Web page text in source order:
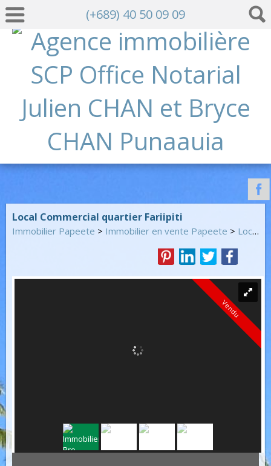
(+689) 40 50 09 09
Local Commercial quartier Fariipiti
Immobilier Papeete > Immobilier en vente Papeete > Local commercial en vente Papeete
Vendu